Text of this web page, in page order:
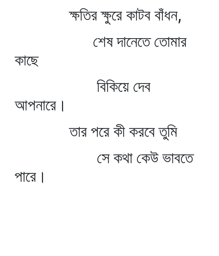
ক্ষতির ক্ষুরে কাটব বাঁধন,
শেষ দানেতে তোমার
কাছে
বিকিয়ে দেব
আপনারে।
তার পরে কী করবে তুমি
সে কথা কেউ ভাবতে
পারে।